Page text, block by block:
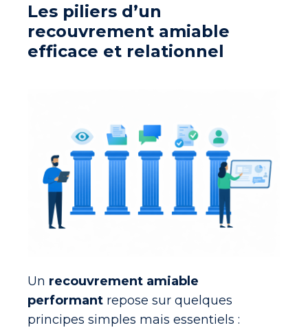
Les piliers d’un
recouvrement amiable
efficace et relationnel
Un recouvrement amiable
performant repose sur quelques
principes simples mais essentiels :